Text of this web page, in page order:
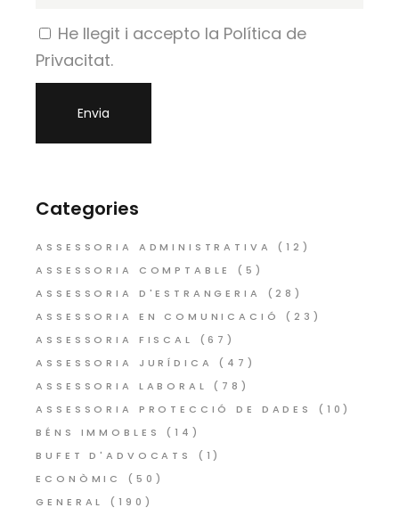
He llegit i accepto la Política de
Privacitat.
Categories
ASSESSORIA ADMINISTRATIVA
(12)
ASSESSORIA COMPTABLE
(5)
ASSESSORIA D'ESTRANGERIA
(28)
ASSESSORIA EN COMUNICACIÓ
(23)
ASSESSORIA FISCAL
(67)
ASSESSORIA JURÍDICA
(47)
ASSESSORIA LABORAL
(78)
ASSESSORIA PROTECCIÓ DE DADES
(10)
BÉNS IMMOBLES
(14)
BUFET D'ADVOCATS
(1)
ECONÒMIC
(50)
GENERAL
(190)